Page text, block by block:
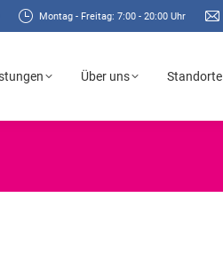
Montag - Freitag: 7:00 - 20:00 Uhr
Über uns Standorte
Über uns Standorte